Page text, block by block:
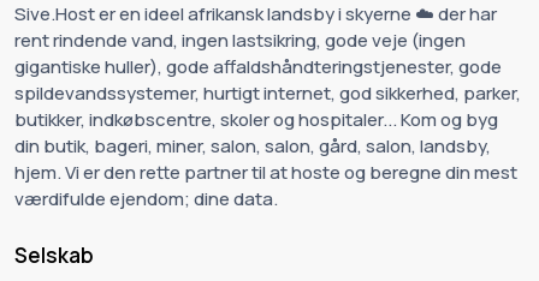
Sive.Host er en ideel afrikansk landsby i skyerne ☁️ der har
rent rindende vand, ingen lastsikring, gode veje (ingen
gigantiske huller), gode affaldshåndteringstjenester, gode
spildevandssystemer, hurtigt internet, god sikkerhed, parker,
butikker, indkøbscentre, skoler og hospitaler... Kom og byg
din butik, bageri, miner, salon, salon, gård, salon, landsby,
hjem. Vi er den rette partner til at hoste og beregne din mest
værdifulde ejendom; dine data.
Selskab